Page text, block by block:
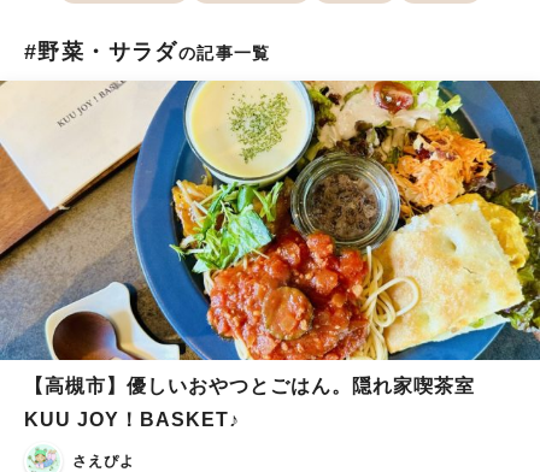
#野菜・サラダの記事一覧
【高槻市】優しいおやつとごはん。隠れ家喫茶室
KUU JOY！BASKET♪
さえぴよ